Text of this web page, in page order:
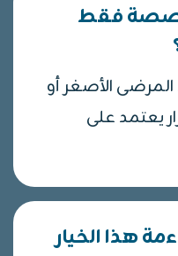
فقط
الأصغر أو
يعتمد على
هذا الخيار